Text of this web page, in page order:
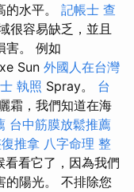
水平。 記帳士 查
很容易缺乏，並且
害。 例如
Sun 外國人在台灣
執照 Spray。 台
霜，我們知道在海
台中筋膜放鬆推薦
推拿 八字命理 整
看看它了，因為我們
的陽光。 不排除您